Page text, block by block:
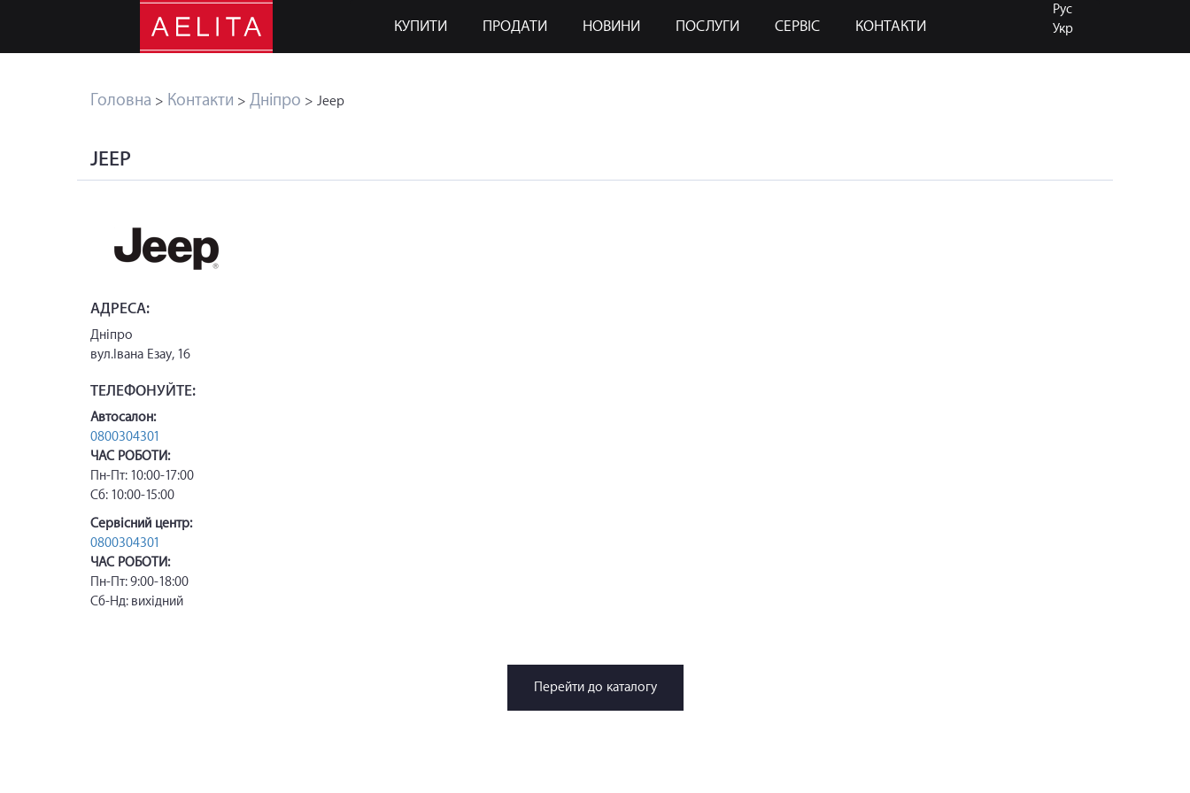
КУПИТИ ПРОДАТИ НОВИНИ ПОСЛУГИ СЕРВІС КОНТАКТИ
Рус
Укр
Головна > Контакти > Дніпро > Jeep
JEEP
АДРЕСА:
Дніпро
вул.Івана Езау, 16
ТЕЛЕФОНУЙТЕ:
Автосалон:
0800304301
ЧАС РОБОТИ:
Пн-Пт: 10:00-17:00
Сб: 10:00-15:00
Сервісний центр:
0800304301
ЧАС РОБОТИ:
Пн-Пт: 9:00-18:00
Сб-Нд: вихідний
Перейти до каталогу